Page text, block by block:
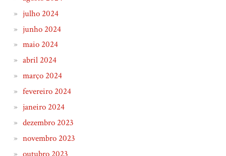
julho 2024
junho 2024
maio 2024
abril 2024
março 2024
fevereiro 2024
janeiro 2024
dezembro 2023
novembro 2023